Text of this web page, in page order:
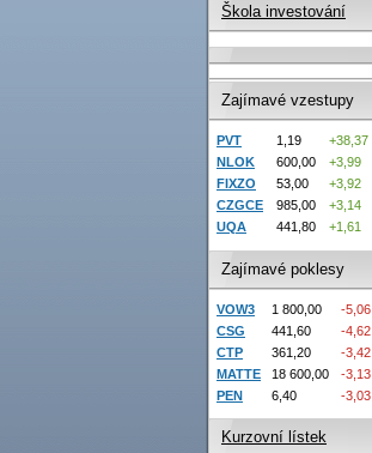
Škola investování
Zajímavé vzestupy
PVT 1,19
+38,37
NLOK
600,00
+3,99
FIXZO
53,00
+3,92
CZGCE
985,00
+3,14
UQA
441,80 +1,61
Zajímavé poklesy
VOW3 1 800,00
-5,06
CSG
441,60
-4,62
CTP
361,20
-3,42
MATTE
18 600,00
-3,13
PEN
6,40 -3,03
Kurzovní lístek